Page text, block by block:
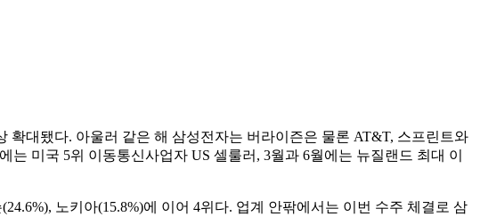
확대됐다. 아울러 같은 해 삼성전자는 버라이즌은 물론 AT&T, 스프린트와
미국 5위 이동통신사업자 US 셀룰러, 3월과 6월에는 뉴질랜드 최대 이
노키아(15.8%)에 이어 4위다. 업계 안팎에서는 이번 수주 체결로 삼